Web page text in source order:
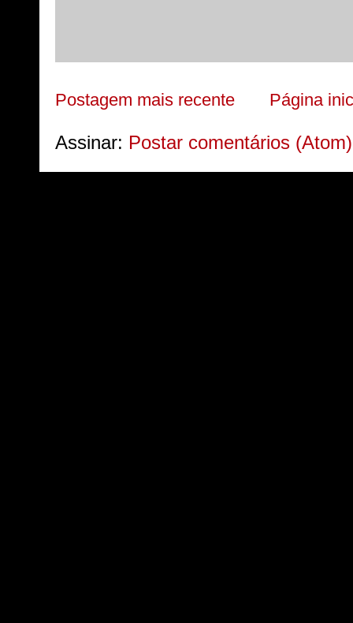
Postagem mais recente Página
Assinar: Postar comentários (Atom)